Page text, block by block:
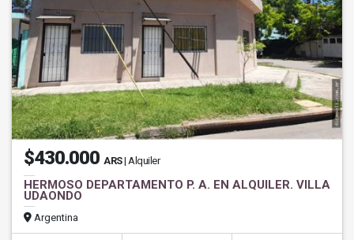
$430.000 ARS| Alquiler
HERMOSO DEPARTAMENTO P. A. EN ALQUILER. VILLA
UDAONDO
Argentina